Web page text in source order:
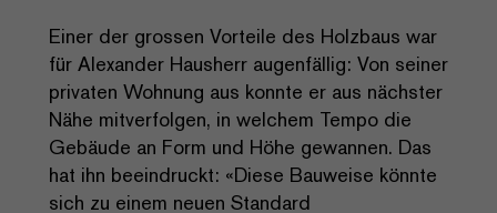
Einer der grossen Vorteile des Holzbaus war
für Alexander Hausherr augenfällig: Von seiner
privaten Wohnung aus konnte er aus nächster
Nähe mitverfolgen, in welchem Tempo die
Gebäude an Form und Höhe gewannen. Das
hat ihn beeindruckt: «Diese Bauweise könnte
sich zu einem neuen Standard